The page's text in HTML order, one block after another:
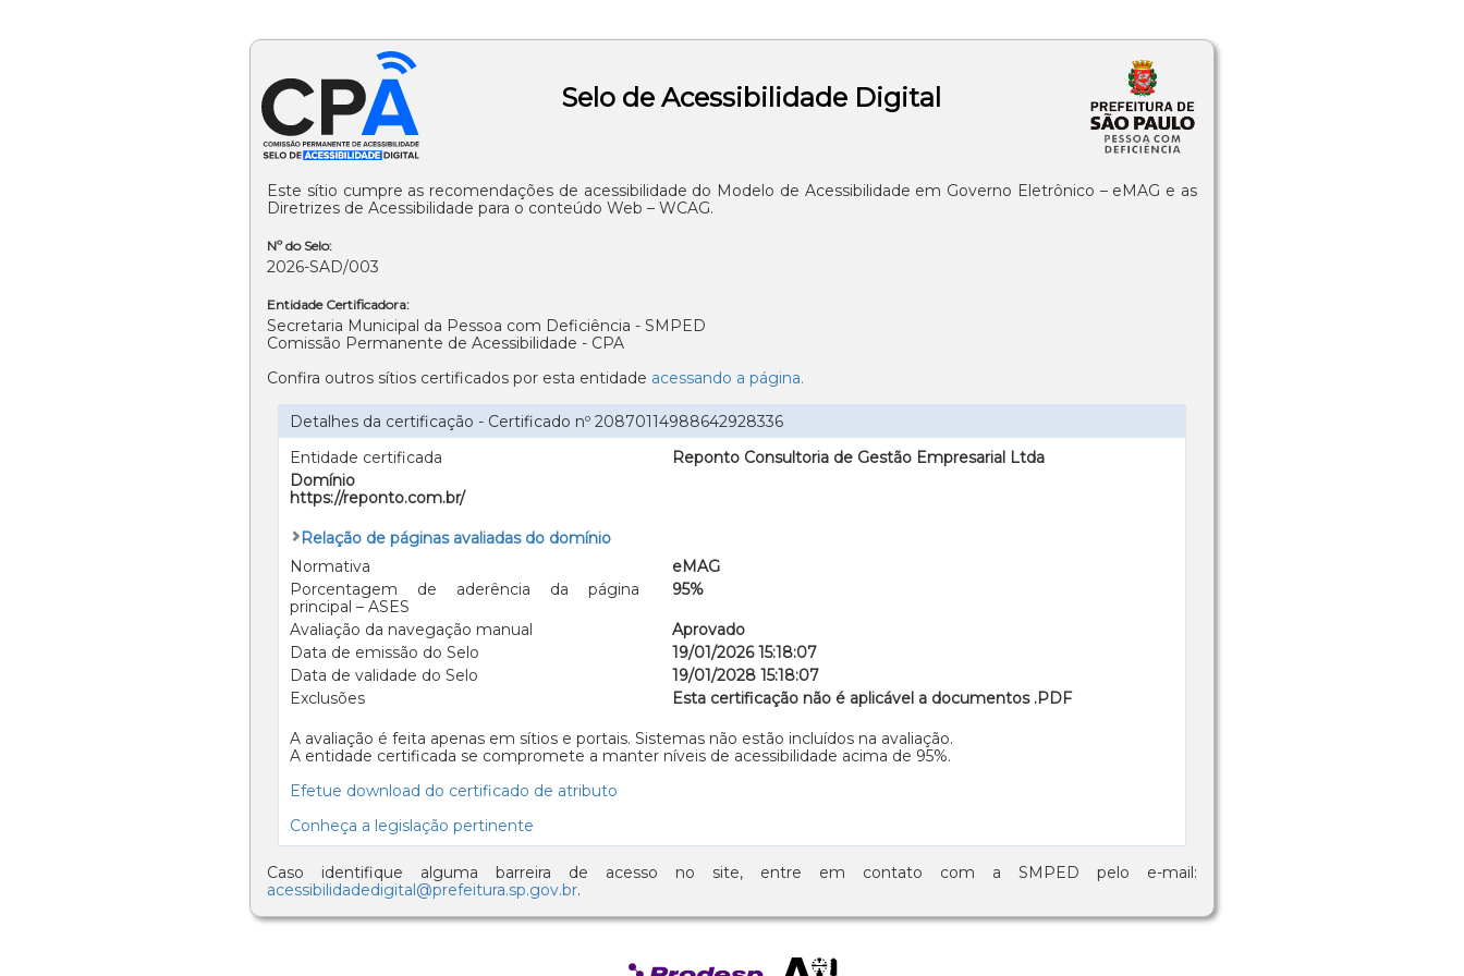
Selo de Acessibilidade Digital
Este sítio cumpre as recomendações de acessibilidade do Modelo de Acessibilidade em Governo Eletrônico – eMAG e as
Diretrizes de Acessibilidade para o conteúdo Web – WCAG.
Nº do Selo:
2026-SAD/003
Entidade Certificadora:
Secretaria Municipal da Pessoa com Deficiência - SMPED
Comissão Permanente de Acessibilidade - CPA
Confira outros sítios certificados por esta entidade acessando a página.
Detalhes da certificação - Certificado nº 20870114988642928336
Entidade certificada
Reponto Consultoria de Gestão Empresarial Ltda
Domínio
https://reponto.com.br/
Relação de páginas avaliadas do domínio
Normativa
eMAG
Porcentagem de aderência da página
principal – ASES
95%
Avaliação da navegação manual
Aprovado
Data de emissão do Selo
19/01/2026 15:18:07
Data de validade do Selo
19/01/2028 15:18:07
Exclusões
Esta certificação não é aplicável a documentos .PDF
A avaliação é feita apenas em sítios e portais. Sistemas não estão incluídos na avaliação.
A entidade certificada se compromete a manter níveis de acessibilidade acima de 95%.
Efetue download do certificado de atributo
Conheça a legislação pertinente
Caso identifique alguma barreira de acesso no site, entre em contato com a SMPED pelo e-mail:
acessibilidadedigital@prefeitura.sp.gov.br.